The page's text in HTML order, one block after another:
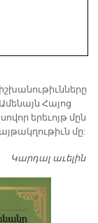
Հայոց
երեւոյթ մըն
մը:
Կարդալ աւելին